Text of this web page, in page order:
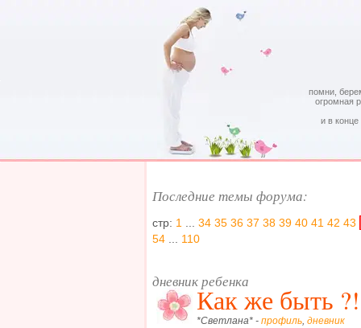
помни,
огромная
и в
Последние темы форума:
стр: 1 34 35 36 37 38 39 40 41 42 43
54
110
дневник ребенка
Как же быть ?!
*Светлана* - профиль, дневник